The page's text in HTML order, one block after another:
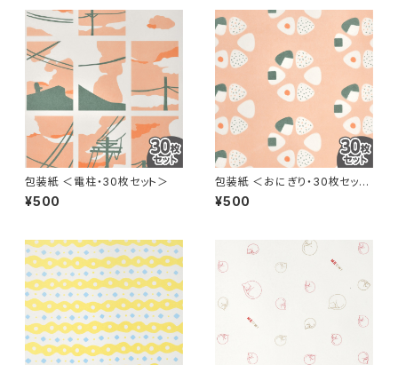
包装紙 ＜電柱・30枚セット＞
¥500
包装紙 ＜おにぎり・30枚セット
＞
¥500